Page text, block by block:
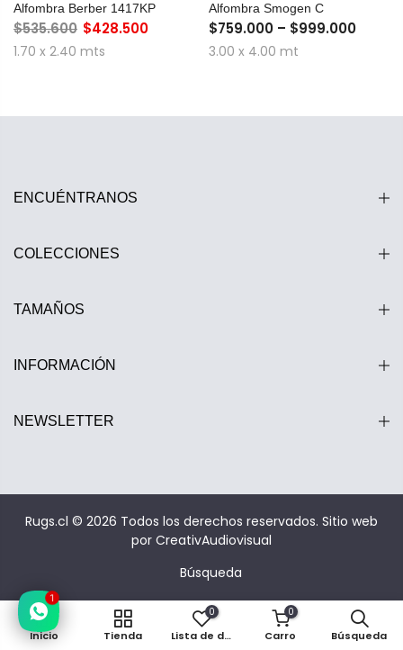
Alfombra Berber 1417KP
$535.600 $428.500
1.70 x 2.40 mts
Alfombra Smogen C
$759.000 – $999.000
3.00 x 4.00 mt
ENCUÉNTRANOS
COLECCIONES
TAMAÑOS
INFORMACIÓN
NEWSLETTER
Rugs.cl © 2026 Todos los derechos reservados. Sitio web
por CreativAudiovisual
Búsqueda
Inicio Tienda
0
Lista de deseos
0
Carro Búsqueda
1